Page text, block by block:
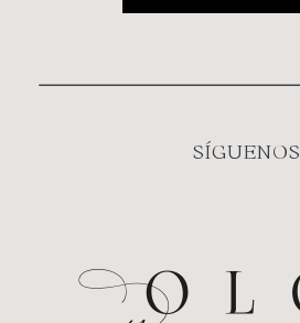
SÍGUENOS